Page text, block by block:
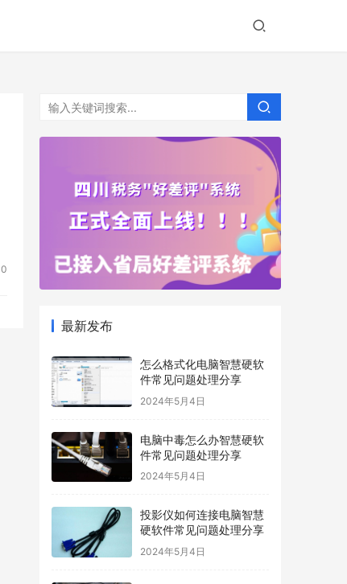
0
最新发布
怎么格式化电脑智慧硬软
件常见问题处理分享
2024年5月4日
电脑中毒怎么办智慧硬软
件常见问题处理分享
2024年5月4日
投影仪如何连接电脑智慧
硬软件常见问题处理分享
2024年5月4日